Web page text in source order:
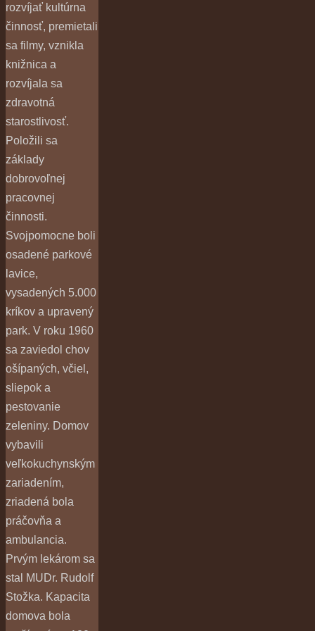
rozvíjať kultúrna
činnosť, premietali
sa filmy, vznikla
knižnica a
rozvíjala sa
zdravotná
starostlivosť.
Položili sa
základy
dobrovoľnej
pracovnej
činnosti.
Svojpomocne boli
osadené parkové
lavice,
vysadených 5.000
kríkov a upravený
park. V roku 1960
sa zaviedol chov
ošípaných, včiel,
sliepok a
pestovanie
zeleniny. Domov
vybavili
veľkokuchynským
zariadením,
zriadená bola
práčovňa a
ambulancia.
Prvým lekárom sa
stal MUDr. Rudolf
Stožka. Kapacita
domova bola